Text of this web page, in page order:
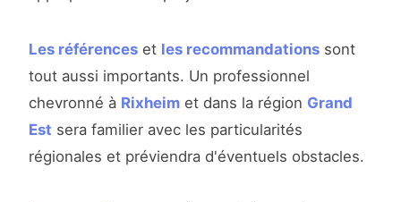
Les références et les recommandations sont
tout aussi importants. Un professionnel
chevronné à Rixheim et dans la région Grand
Est sera familier avec les particularités
régionales et préviendra d'éventuels obstacles.